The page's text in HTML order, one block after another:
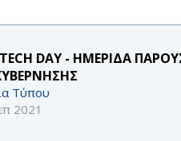
DAY - ΗΜΕΡΙΔΑ
Τύπου
2021